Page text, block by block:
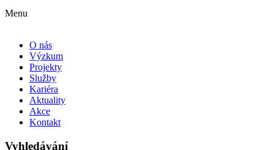
Menu
O nás
Výzkum
Projekty
Služby
Kariéra
Aktuality
Akce
Kontakt
Vyhledávání